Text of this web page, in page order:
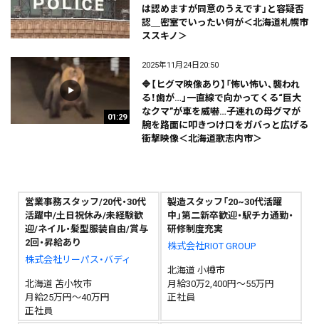
は認めますが同意のうえです」と容疑否
認＿密室でいったい何が＜北海道札幌市
ススキノ＞
01:29
2025年11月24日20:50
🔷【ヒグマ映像あり】「怖い怖い、襲われ
る！歯が…」一直線で向かってくる“巨大
なクマ”が車を威嚇…子連れの母グマが
腕を路面に叩きつけ口をガバっと広げる
衝撃映像＜北海道歌志内市＞
営業事務スタッフ/20代・30代
活躍中/土日祝休み/未経験歓
迎/ネイル・髪型服装自由/賞与
2回・昇給あり
株式会社リーパス・バディ
北海道 苫小牧市
月給25万円～40万円
正社員
製造スタッフ「20~30代活躍
中」第二新卒歓迎・駅チカ通勤・
研修制度充実
株式会社RIOT GROUP
北海道 小樽市
月給30万2,400円～55万円
正社員